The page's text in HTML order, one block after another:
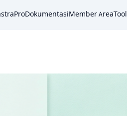
DokumentasiMember Area